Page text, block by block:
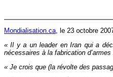
Mondialisation.ca, le 23 octobre
« Il y a un leader en Iran qui a
nécessaires à la fabrication
« Je crois que (la révolte des